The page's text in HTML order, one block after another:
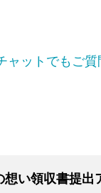
ットでもご質
想い領収書提